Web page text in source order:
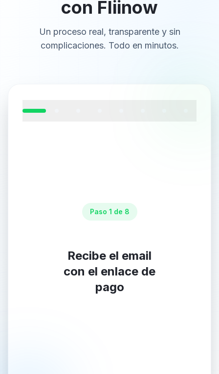
con Fliinow
Un proceso real, transparente y sin
complicaciones. Todo en minutos.
Paso 1 de 8
Recibe el email
con el enlace de
pago